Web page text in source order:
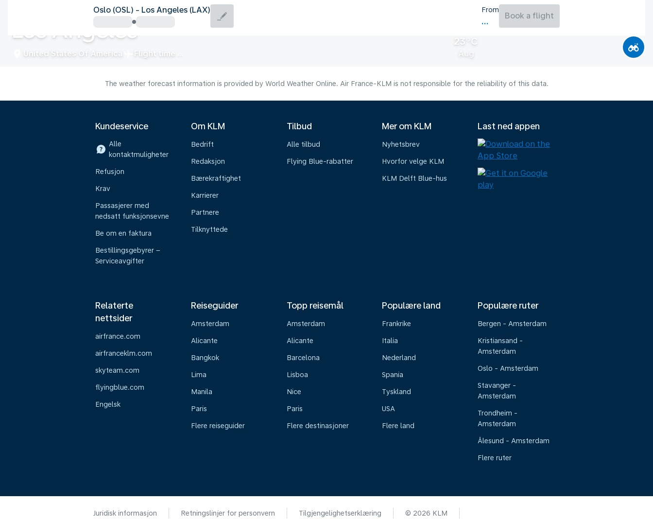
United States Of America
Los Angeles
United States Of America Flight time
23°C
Aug
Oslo (OSL) - Los Angeles (LAX) From
Book a flight
The weather forecast information is provided by World Weather Online. Air France-KLM is not responsible for the reliability of this data.
Kundeservice
Alle
kontaktmuligheter
Refusjon
Krav
Passasjerer med
nedsatt funksjonsevne
Be om en faktura
Bestillingsgebyrer –
Serviceavgifter
Om KLM
Bedrift
Redaksjon
Bærekraftighet
Karrierer
Partnere
Tilknyttede
Tilbud
Alle tilbud
Flying Blue-rabatter
Mer om KLM
Nyhetsbrev
Hvorfor velge KLM
KLM Delft Blue-hus
Last ned appen
Relaterte
nettsider
airfrance.com
airfranceklm.com
skyteam.com
flyingblue.com
Engelsk
Reiseguider
Amsterdam
Alicante
Bangkok
Lima
Manila
Paris
Flere reiseguider
Topp reisemål
Amsterdam
Alicante
Barcelona
Lisboa
Nice
Paris
Flere destinasjoner
Populære land
Frankrike
Italia
Nederland
Spania
Tyskland
USA
Flere land
Populære ruter
Bergen - Amsterdam
Kristiansand -
Amsterdam
Oslo - Amsterdam
Stavanger -
Amsterdam
Trondheim -
Amsterdam
Ålesund - Amsterdam
Flere ruter
Juridisk informasjon Retningslinjer for personvern Tilgjengelighetserklæring © 2026 KLM